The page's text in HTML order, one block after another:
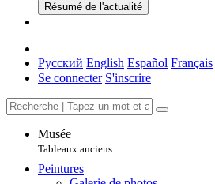
Résumé de l'actualité
Русский English Español Français
Se connecter S'inscrire
Musée
Tableaux anciens
Peintures